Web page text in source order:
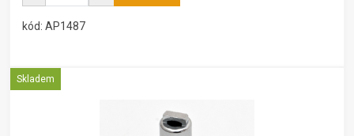
kód: AP1487
Skladem